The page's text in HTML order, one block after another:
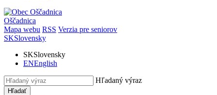
Oščadnica
Mapa webu RSS Verzia pre seniorov
SKSlovensky
SKSlovensky
ENEnglish
Hľadaný výraz
Hľadať